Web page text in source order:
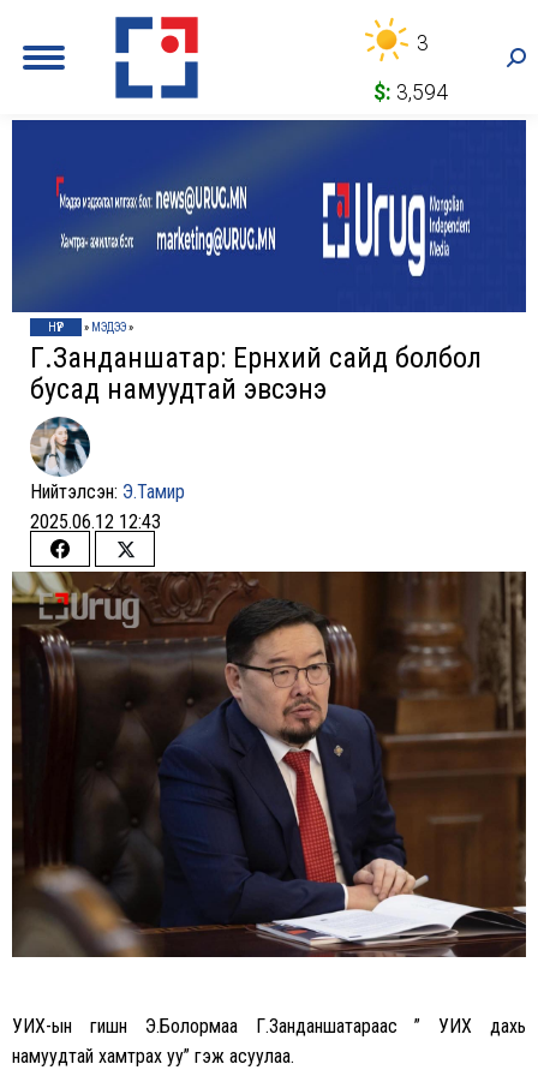
3
$: 3,594
НҮҮР » МЭДЭЭ»
Г.Занданшатар: Ерөнхий сайд болбол
бусад намуудтай эвсэнэ
Нийтэлсэн: Э.Тамир
2025.06.12 12:43
Share
on
Facebook
Share
on
Twitter
УИХ-ын гишүүн Э.Болормаа Г.Занданшатараас ” УИХ дахь
намуудтай хамтрах уу” гэж асуулаа.